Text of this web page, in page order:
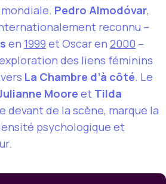
Pedro Almodóvar,
reconnu –
en 1999 et Oscar en 2000 –
des liens féminins
La Chambre d’à côté. Le
Moore et Tilda
devant de la scène, marque la
psychologique et